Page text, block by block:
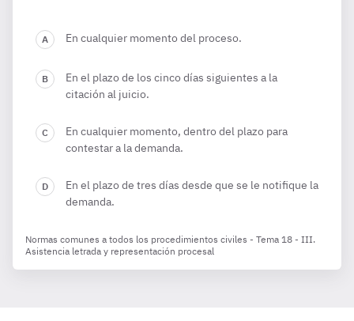
En cualquier momento del proceso.
En el plazo de los cinco días siguientes a la
citación al juicio.
En cualquier momento, dentro del plazo para
contestar a la demanda.
En el plazo de tres días desde que se le notifique la
demanda.
Normas comunes a todos los procedimientos civiles - Tema 18 - III.
Asistencia letrada y representación procesal